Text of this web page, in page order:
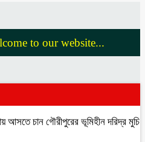
to our website...
আসতে চান গৌরীপুরের ভূমিহীন দরিদ্র মুচি